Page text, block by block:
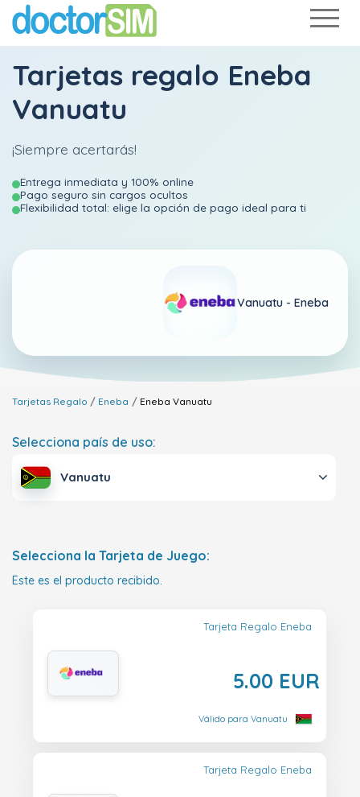
Tarjetas regalo Eneba
Vanuatu
¡Siempre acertarás!
Entrega inmediata y 100% online
Pago seguro sin cargos ocultos
Flexibilidad total: elige la opción de pago ideal para ti
Vanuatu - Eneba
Tarjetas Regalo Eneba Eneba Vanuatu
Selecciona país de uso:
Vanuatu
Selecciona la Tarjeta de Juego:
Este es el producto recibido.
Tarjeta Regalo Eneba
5.00 EUR
Válido para Vanuatu
Tarjeta Regalo Eneba